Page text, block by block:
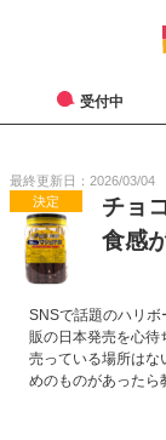
受付中
最終更新日：2026/03/04
決定
チョ
食感
SNSで話題のハリ
販の日本発売を心待
売っている場所はな
めのものがあったら